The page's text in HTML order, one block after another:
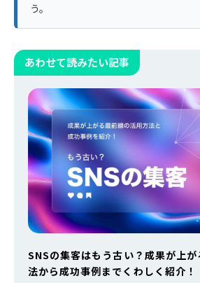
う。
あわせて読みたい記事
SNSの集客はもう古い？成果が上
法から成功事例までくわしく紹介！